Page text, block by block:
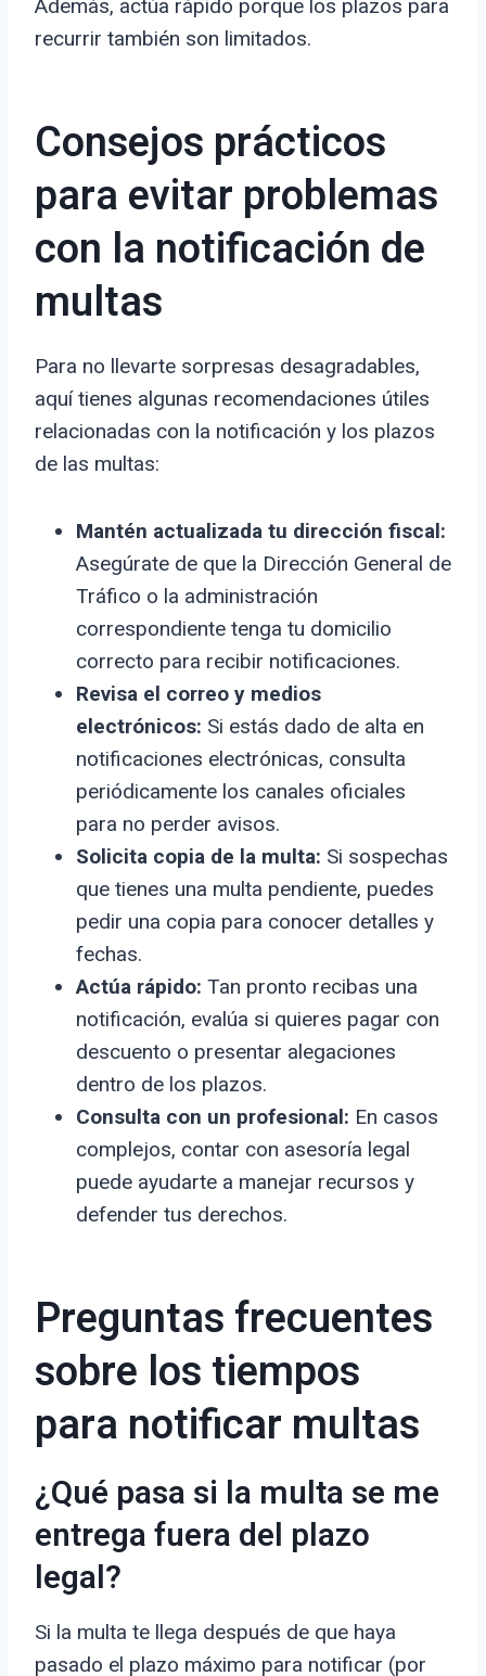
Además, actúa rápido porque los plazos para
recurrir también son limitados.
Consejos prácticos
para evitar problemas
con la notificación de
multas
Para no llevarte sorpresas desagradables,
aquí tienes algunas recomendaciones útiles
relacionadas con la notificación y los plazos
de las multas:
Mantén actualizada tu dirección fiscal:
Asegúrate de que la Dirección General de
Tráfico o la administración
correspondiente tenga tu domicilio
correcto para recibir notificaciones.
Revisa el correo y medios
electrónicos: Si estás dado de alta en
notificaciones electrónicas, consulta
periódicamente los canales oficiales
para no perder avisos.
Solicita copia de la multa: Si sospechas
que tienes una multa pendiente, puedes
pedir una copia para conocer detalles y
fechas.
Actúa rápido: Tan pronto recibas una
notificación, evalúa si quieres pagar con
descuento o presentar alegaciones
dentro de los plazos.
Consulta con un profesional: En casos
complejos, contar con asesoría legal
puede ayudarte a manejar recursos y
defender tus derechos.
Preguntas frecuentes
sobre los tiempos
para notificar multas
¿Qué pasa si la multa se me
entrega fuera del plazo
legal?
Si la multa te llega después de que haya
pasado el plazo máximo para notificar (por